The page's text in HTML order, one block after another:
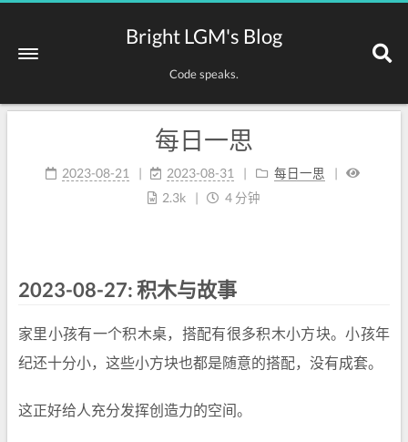
Bright LGM's Blog
Code speaks.
每日一思
2023-08-21 2023-08-31
每日一思
2.3k
4 分钟
2023-08-27: 积木与故事
家里小孩有一个积木桌，搭配有很多积木小方块。小孩年
纪还十分小，这些小方块也都是随意的搭配，没有成套。
这正好给人充分发挥创造力的空间。